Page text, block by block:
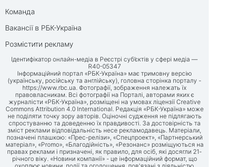
Команда
Вакансії в РБК-Україна
Розмістити рекламу
Ідентифікатор онлайн-медіа в Реєстрі суб’єктів у сфері медіа —
R40-05347
Інформаційний портал «РБК-Україна» має тримовну версію
(українську, російську та англійську), головна сторінка порталу -
https://www.rbc.ua. Фотографії, зображення належать їх
правовласникам. Всі фотографії на Порталі, авторами яких є
журналісти «РБК-Україна», розміщені на умовах ліцензії Creative
Commons Attribution 4.0 International. Редакція «РБК-Україна» може
не поділяти точку зору авторів. Оціночні судження не підлягають
спростуванню та доведенню їх правдивості. За достовірність та
зміст реклами відповідальність несе рекламодавець. Матеріали,
позначені плашкою: «Прес-релізи», «Спецпроект», «Партнерський
матеріал», «Promo», «Благодійність», «Резонанс» розміщуються на
правах реклами і призначені, як правило, для осіб, які досягли 21-
річного віку. «Новини компанії» - це інформаційний формат, що